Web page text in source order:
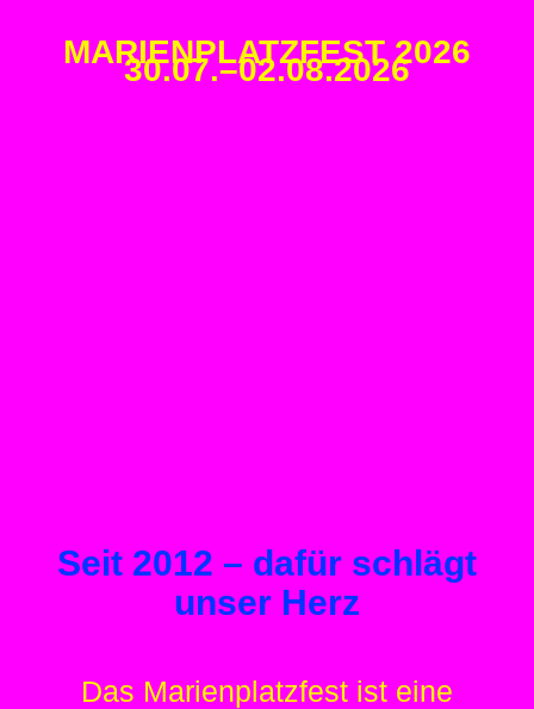
MARIENPLATZFEST 2026
30.07.–02.08.2026
Seit 2012 – dafür schlägt
unser Herz
Das Marienplatzfest ist eine